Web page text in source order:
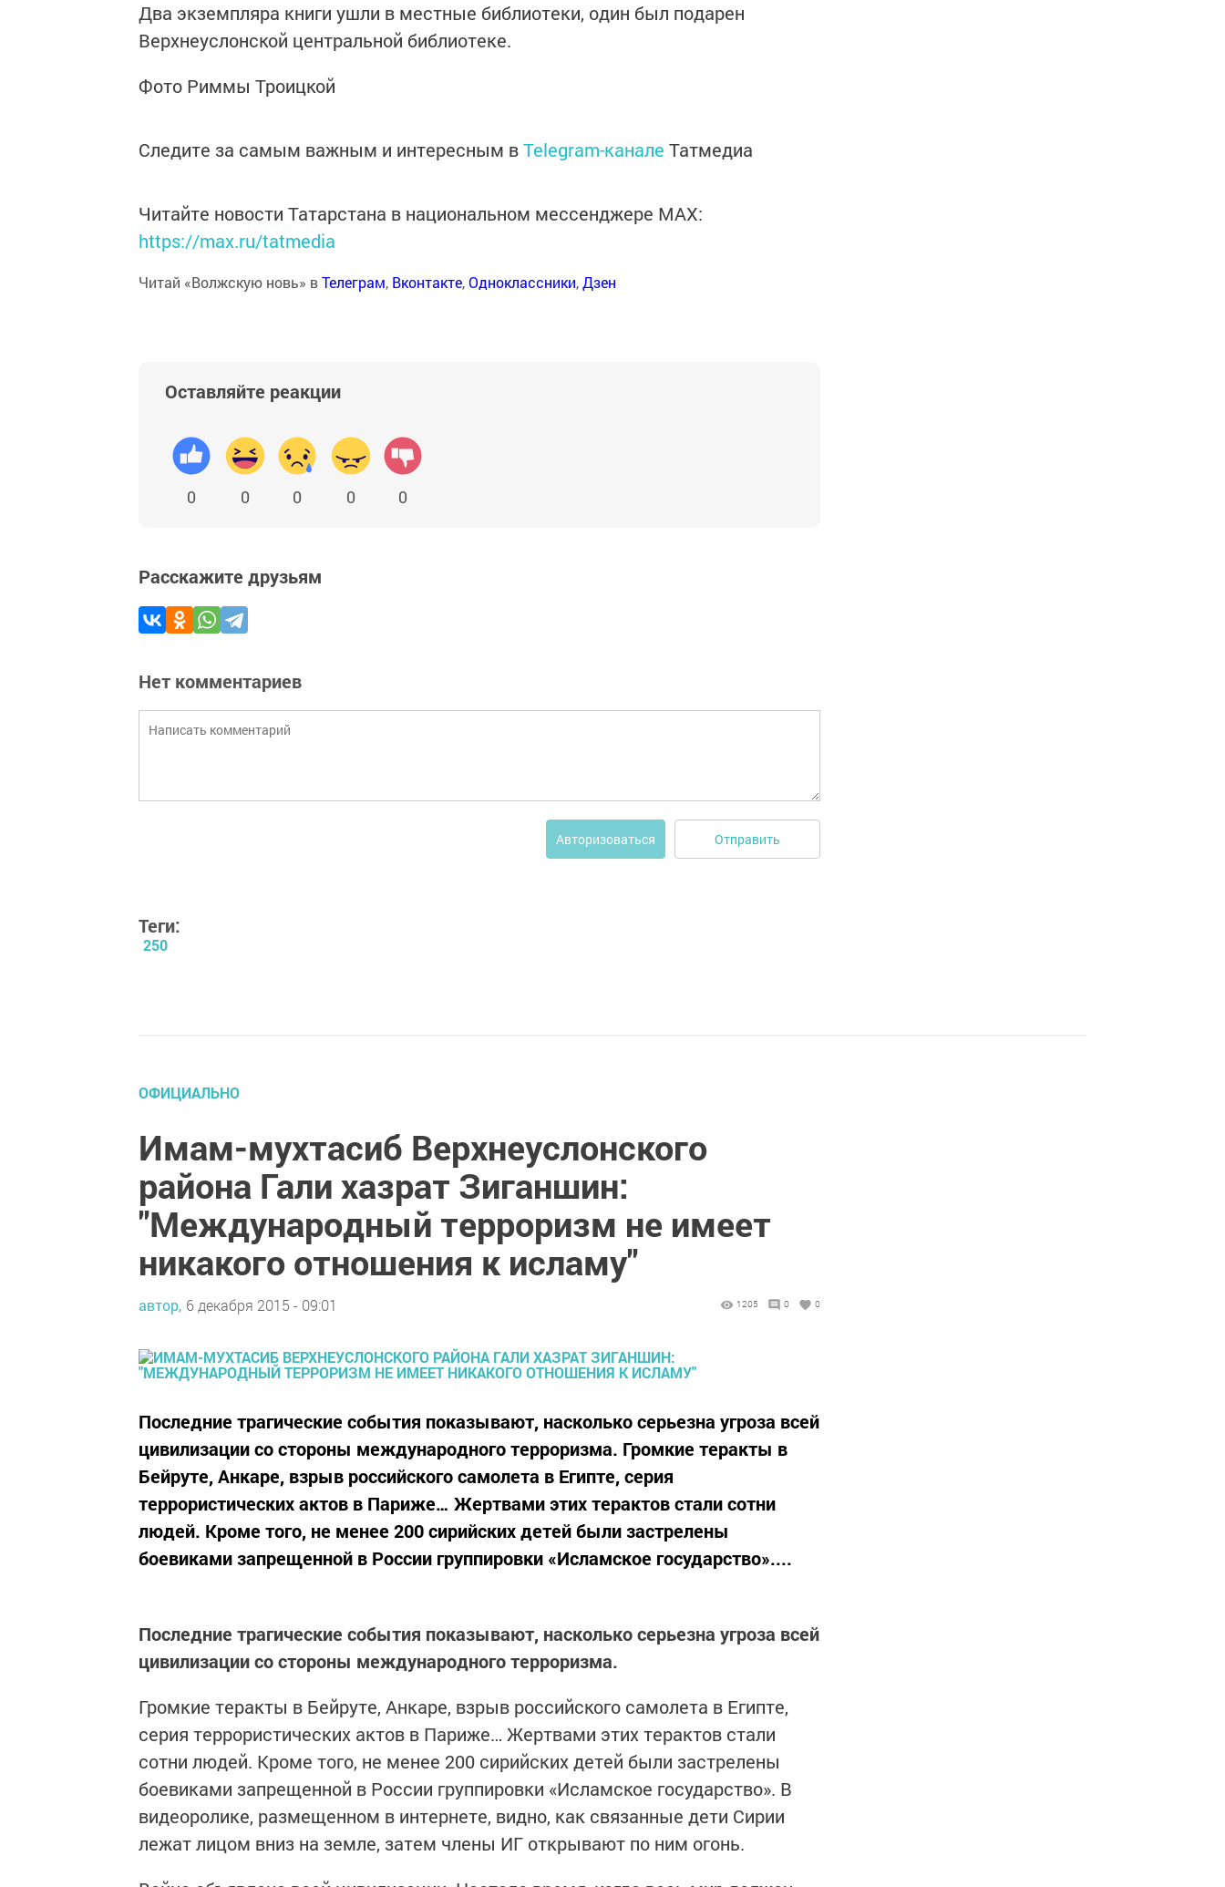
Два экземпляра книги ушли в местные библиотеки, один был подарен
Верхнеуслонской центральной библиотеке.
Фото Риммы Троицкой
Следите за самым важным и интересным вTelegram-канале Татмедиа
Читайте новости Татарстана в национальном мессенджере MАХ:
https://max.ru/tatmedia
Читай «Волжскую новь» вТелеграм, Вконтакте,Одноклассники,Дзен
Оставляйте реакции
0 0 0 0 0
Расскажите друзьям
Нет комментариев
Авторизоваться Отправить
Теги:
250
ОФИЦИАЛЬНО
Имам-мухтасиб Верхнеуслонского
района Гали хазрат Зиганшин:
"Международный терроризм не имеет
никакого отношения к исламу"
автор, 6 декабря 2015 - 09:01 1205 0 0
Последние трагические события показывают, насколько серьезна угроза всей
цивилизации со стороны международного терроризма. Громкие теракты в
Бейруте, Анкаре, взрыв российского самолета в Египте, серия
террористических актов в Париже… Жертвами этих терактов стали сотни
людей. Кроме того, не менее 200 сирийских детей были застрелены
боевиками запрещенной в России группировки «Исламское государство»....
Последние трагические события показывают, насколько серьезна угроза всей
цивилизации со стороны международного терроризма.
Громкие теракты в Бейруте, Анкаре, взрыв российского самолета в Египте,
серия террористических актов в Париже… Жертвами этих терактов стали
сотни людей. Кроме того, не менее 200 сирийских детей были застрелены
боевиками запрещенной в России группировки «Исламское государство». В
видеоролике, размещенном в интернете, видно, как связанные дети Сирии
лежат лицом вниз на земле, затем члены ИГ открывают по ним огонь.